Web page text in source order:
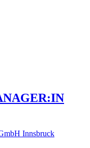
Innsbruck